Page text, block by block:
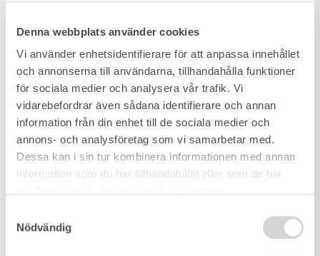
Denna webbplats använder cookies
Vi använder enhetsidentifierare för att anpassa innehållet
och annonserna till användarna, tillhandahålla funktioner
för sociala medier och analysera vår trafik. Vi
vidarebefordrar även sådana identifierare och annan
information från din enhet till de sociala medier och
annons- och analysföretag som vi samarbetar med.
Dessa kan i sin tur kombinera informationen med annan
information som du har tillhandahållit eller som de har
Nödvändig